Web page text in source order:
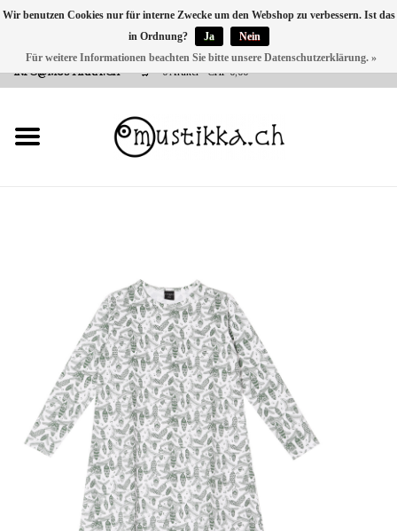
VERSANDKOSTEN 0 CHF INNERHALB CH | INT. VERSAND ÜBER
INFO@MUSTIKKA.CH
0 Artikel - CHF 0,00
NEU BEI UNS
SHOP - A PIECE OF
FINLAND FOR YOU
Wir benutzen Cookies nur für interne Zwecke um den Webshop zu verbessern. Ist das
in Ordnung?
Ja
Nein
Für weitere Informationen beachten Sie bitte unsere Datenschutzerklärung. »